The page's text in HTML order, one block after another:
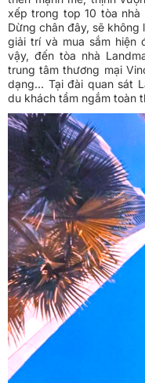
xếp trong top 10 tòa
Dừng chân đây, sẽ
giải trí và mua sắm hiện
vậy, đến tòa nhà
trung tâm thương mại
dạng... Tại đài quan sát
du khách tầm ngắm toàn